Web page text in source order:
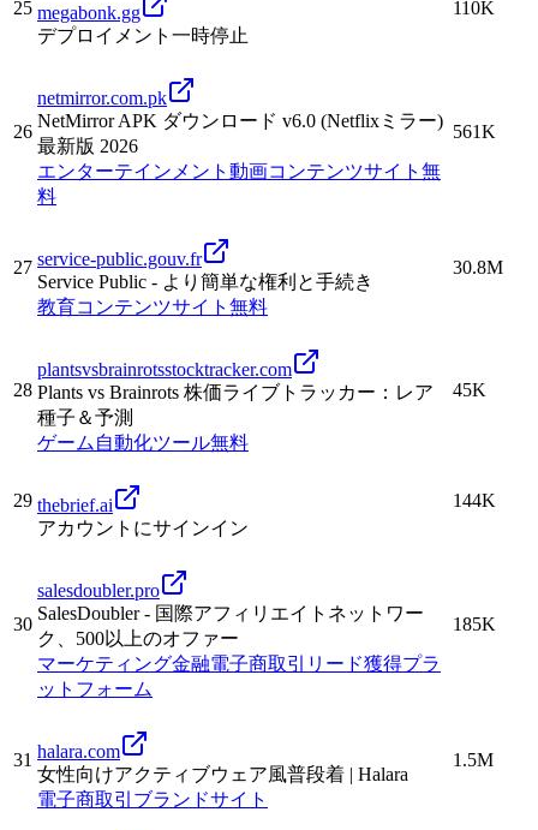
25 megabonk.gg
デプロイメント一時停止
110K
26
netmirror.com.pk
NetMirror APK ダウンロード v6.0 (Netflixミラー)
最新版 2026
エンターテインメント 動画コンテンツサイト 無
料
561K
27 service-public.gouv.fr
Service Public - より簡単な権利と手続き
教育コンテンツサイト 無料
30.8M
28
plantsvsbrainrotsstocktracker.com
Plants vs Brainrots 株価ライブトラッカー：レア
種子＆予測
ゲーム 自動化ツール無料
45K
29 thebrief.ai
アカウントにサインイン
144K
30
salesdoubler.pro
SalesDoubler - 国際アフィリエイトネットワー
ク、500以上のオファー
マーケティング金融電子商取引 リード獲得プラ
ットフォーム
185K
31 halara.com
女性向けアクティブウェア風普段着 | Halara
電子商取引 ブランドサイト
1.5M